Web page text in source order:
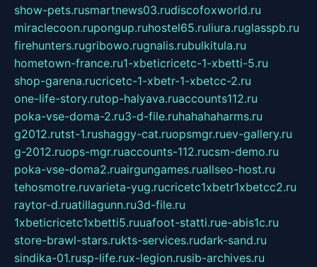
show-pets.rusmartnews03.rudiscofoxworld.ru
miraclecoon.rupongup.ruhostel65.ruliura.ruglasspb.ru
firehunters.rugribowo.rugnalis.rubulkitula.ru
hometown-france.ru1-xbeticricetc-1-xbetti-5.ru
shop-garena.rucricetc-1-xbetr-1-xbetcc-2.ru
one-life-story.rutop-halyava.ruaccounts112.ru
poka-vse-doma-2.ru3-d-file.ruhahahaharms.ru
g2012.rutst-1.rushaggy-cat.ruopsmgr.ruev-gallery.ru
g-2012.ruops-mgr.ruaccounts-112.rucsm-demo.ru
poka-vse-doma2.ruairgungames.ruallseo-host.ru
tehosmotre.ruvarieta-yug.rucricetc1xbetr1xbetcc2.ru
raytor-d.ruatillagunn.ru3d-file.ru
1xbeticricetc1xbetti5.ruuafoot-statti.rue-abis1c.ru
store-brawl-stars.rukts-services.rudark-sand.ru
sindika-01.rusp-life.rux-legion.rusib-archives.ru